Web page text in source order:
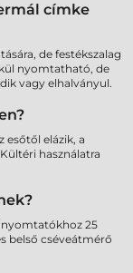
címke
de festékszalag
nyomtatható, de
vagy elhalványul.
esőtől elázik, a
használatra
nyomtatókhoz 25
belső cséveátmérő